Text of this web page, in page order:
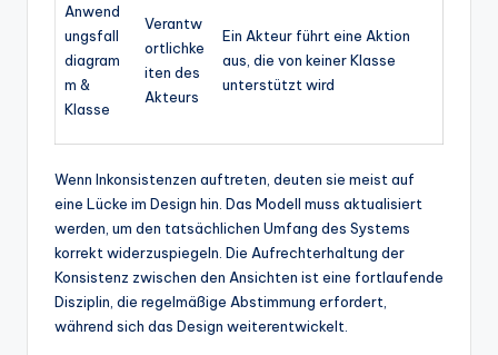
Anwend
ungsfall
diagram
m &
Klasse
Verantw
ortlichke
iten des
Akteurs
Ein Akteur führt eine Aktion
aus, die von keiner Klasse
unterstützt wird
Wenn Inkonsistenzen auftreten, deuten sie meist auf
eine Lücke im Design hin. Das Modell muss aktualisiert
werden, um den tatsächlichen Umfang des Systems
korrekt widerzuspiegeln. Die Aufrechterhaltung der
Konsistenz zwischen den Ansichten ist eine fortlaufende
Disziplin, die regelmäßige Abstimmung erfordert,
während sich das Design weiterentwickelt.